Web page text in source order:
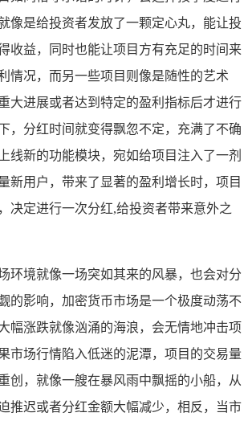
像是给投资者发放了一颗定心丸，能让投
收益，同时也能让项目方有充足的时间来
情况，而另一些项目则像是随性的艺术
大进展或者达到特定的盈利指标后才进行
，分红时间就变得飘忽不定，充满了不确
线新的功能模块，宛如给项目注入了一剂
新用户，带来了显著的盈利增长时，项目
决定进行一次分红,给投资者带来意外之
环境就像一场突如其来的风暴，也会对分
的影响，加密货币市场是一个极度动荡不
幅涨跌就像汹涌的海浪，会无情地冲击项
市场行情陷入低迷的泥潭，项目的交易量
创，就像一艘在暴风雨中飘摇的小船，从
推迟或者分红金额大幅减少，相反，当市